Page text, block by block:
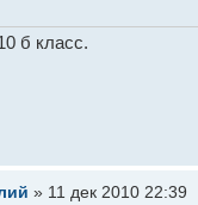
б класс.
» 11 дек 2010 22:39